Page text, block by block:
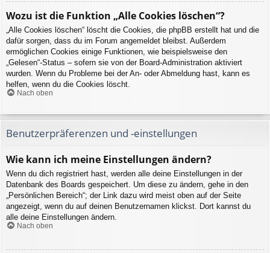
Wozu ist die Funktion „Alle Cookies löschen“?
„Alle Cookies löschen“ löscht die Cookies, die phpBB erstellt hat und die
dafür sorgen, dass du im Forum angemeldet bleibst. Außerdem
ermöglichen Cookies einige Funktionen, wie beispielsweise den
„Gelesen“-Status – sofern sie von der Board-Administration aktiviert
wurden. Wenn du Probleme bei der An- oder Abmeldung hast, kann es
helfen, wenn du die Cookies löscht.
Nach oben
Benutzerpräferenzen und -einstellungen
Wie kann ich meine Einstellungen ändern?
Wenn du dich registriert hast, werden alle deine Einstellungen in der
Datenbank des Boards gespeichert. Um diese zu ändern, gehe in den
„Persönlichen Bereich“; der Link dazu wird meist oben auf der Seite
angezeigt, wenn du auf deinen Benutzernamen klickst. Dort kannst du
alle deine Einstellungen ändern.
Nach oben